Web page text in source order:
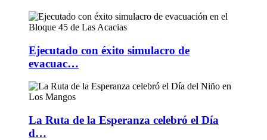
Ejecutado con éxito simulacro de
evacuac…
La Ruta de la Esperanza celebró el Día
d…